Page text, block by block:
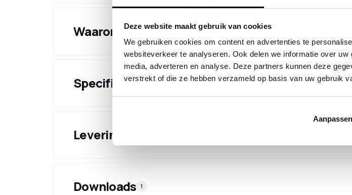
Deze website maakt gebruik van cookies
We gebruiken cookies om content en advertenties te
websiteverkeer te analyseren. Ook delen we informatie over
media, adverteren en analyse. Deze partners kunnen deze
verstrekt of die ze hebben verzameld op basis van uw gebruik
Aanpassen
Waarom kiezen voor dit product
Specificaties
Levering & verzending
Downloads 1